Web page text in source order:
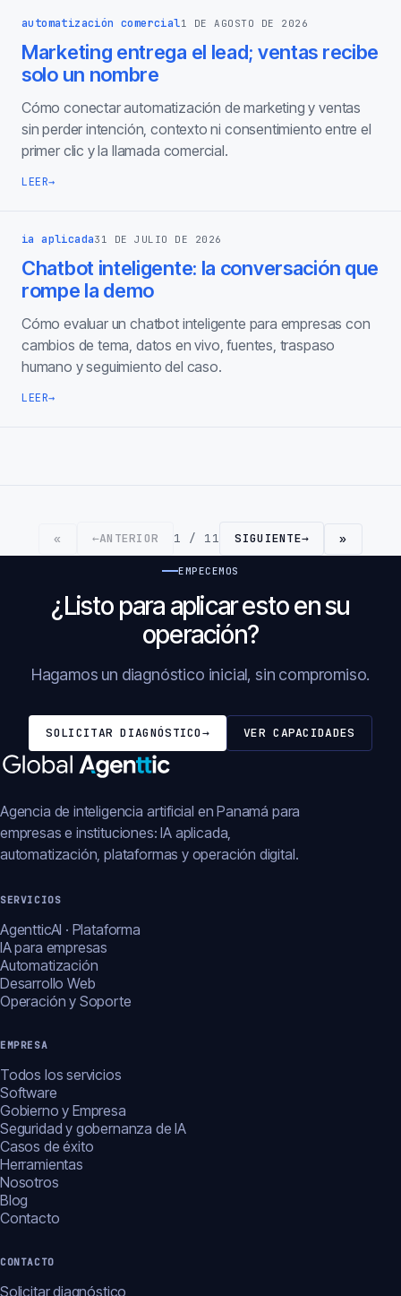
automatización comercial1 DE AGOSTO DE 2026
Marketing entrega el lead; ventas recibe
solo un nombre
Cómo conectar automatización de marketing y ventas
sin perder intención, contexto ni consentimiento entre el
primer clic y la llamada comercial.
LEER→
ia aplicada31 DE JULIO DE 2026
Chatbot inteligente: la conversación que
rompe la demo
Cómo evaluar un chatbot inteligente para empresas con
cambios de tema, datos en vivo, fuentes, traspaso
humano y seguimiento del caso.
LEER→
« ←ANTERIOR 1 / 11 SIGUIENTE→ »
EMPECEMOS
¿Listo para aplicar esto en su
operación?
Hagamos un diagnóstico inicial, sin compromiso.
SOLICITAR DIAGNÓSTICO→ VER CAPACIDADES
Agencia de inteligencia artificial en Panamá para
empresas e instituciones: IA aplicada,
automatización, plataformas y operación digital.
SERVICIOS
AgentticAI · Plataforma
IA para empresas
Automatización
Desarrollo Web
Operación y Soporte
EMPRESA
Todos los servicios
Software
Gobierno y Empresa
Seguridad y gobernanza de IA
Casos de éxito
Herramientas
Nosotros
Blog
Contacto
CONTACTO
Solicitar diagnóstico